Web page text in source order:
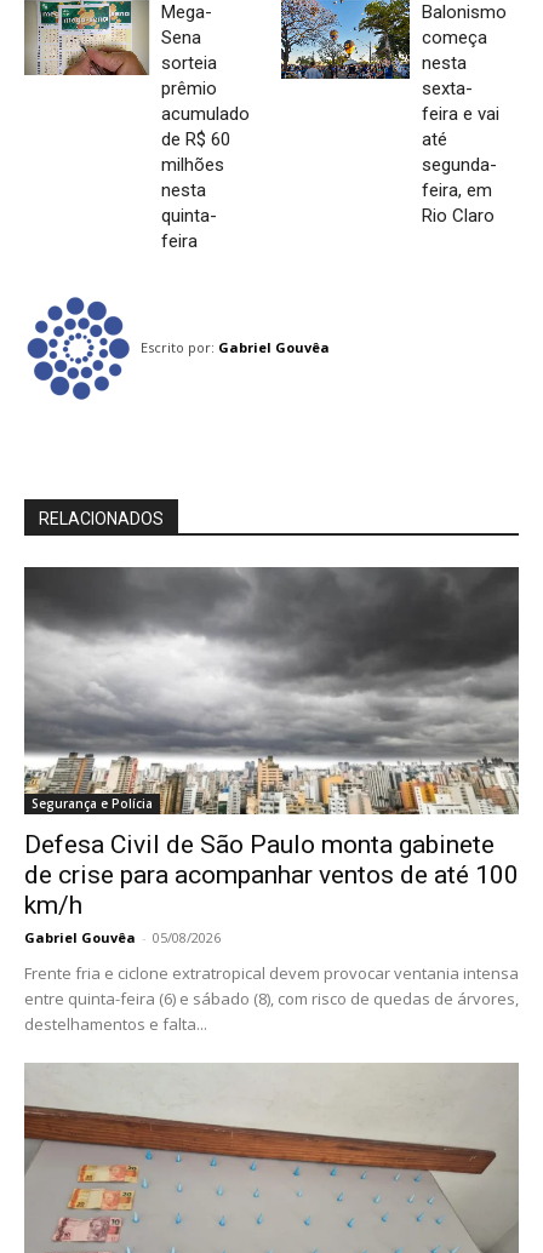
Mega-
Sena
sorteia
prêmio
acumulado
de R$ 60
milhões
nesta
quinta-
feira
Balonismo
começa
nesta
sexta-
feira e vai
até
segunda-
feira, em
Rio Claro
Escrito por: Gabriel Gouvêa
RELACIONADOS
Segurança e Polícia
Defesa Civil de São Paulo monta gabinete
de crise para acompanhar ventos de até 100
km/h
Gabriel Gouvêa - 05/08/2026
Frente fria e ciclone extratropical devem provocar ventania intensa
entre quinta-feira (6) e sábado (8), com risco de quedas de árvores,
destelhamentos e falta...